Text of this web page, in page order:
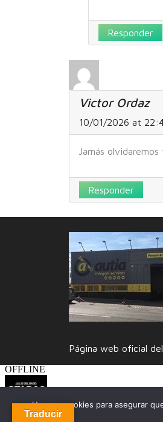
Responder
Victor Ordaz
10/01/2026 at
Jamás
Responder
Página web oficial
Traducir
Usamos cookies para asegurar